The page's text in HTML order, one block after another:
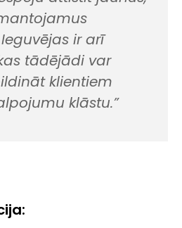
ir arī
tādējādi var
klientiem
klāstu.”